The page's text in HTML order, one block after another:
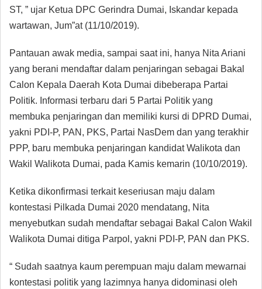
ST, ” ujar Ketua DPC Gerindra Dumai, Iskandar kepada
wartawan, Jum”at (11/10/2019).
Pantauan awak media, sampai saat ini, hanya Nita Ariani
yang berani mendaftar dalam penjaringan sebagai Bakal
Calon Kepala Daerah Kota Dumai dibeberapa Partai
Politik. Informasi terbaru dari 5 Partai Politik yang
membuka penjaringan dan memiliki kursi di DPRD Dumai,
yakni PDI-P, PAN, PKS, Partai NasDem dan yang terakhir
PPP, baru membuka penjaringan kandidat Walikota dan
Wakil Walikota Dumai, pada Kamis kemarin (10/10/2019).
Ketika dikonfirmasi terkait keseriusan maju dalam
kontestasi Pilkada Dumai 2020 mendatang, Nita
menyebutkan sudah mendaftar sebagai Bakal Calon Wakil
Walikota Dumai ditiga Parpol, yakni PDI-P, PAN dan PKS.
“ Sudah saatnya kaum perempuan maju dalam mewarnai
kontestasi politik yang lazimnya hanya didominasi oleh